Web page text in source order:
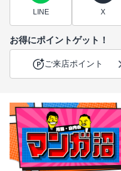
LINE X
お得にポイントゲット！
ご来店ポイント